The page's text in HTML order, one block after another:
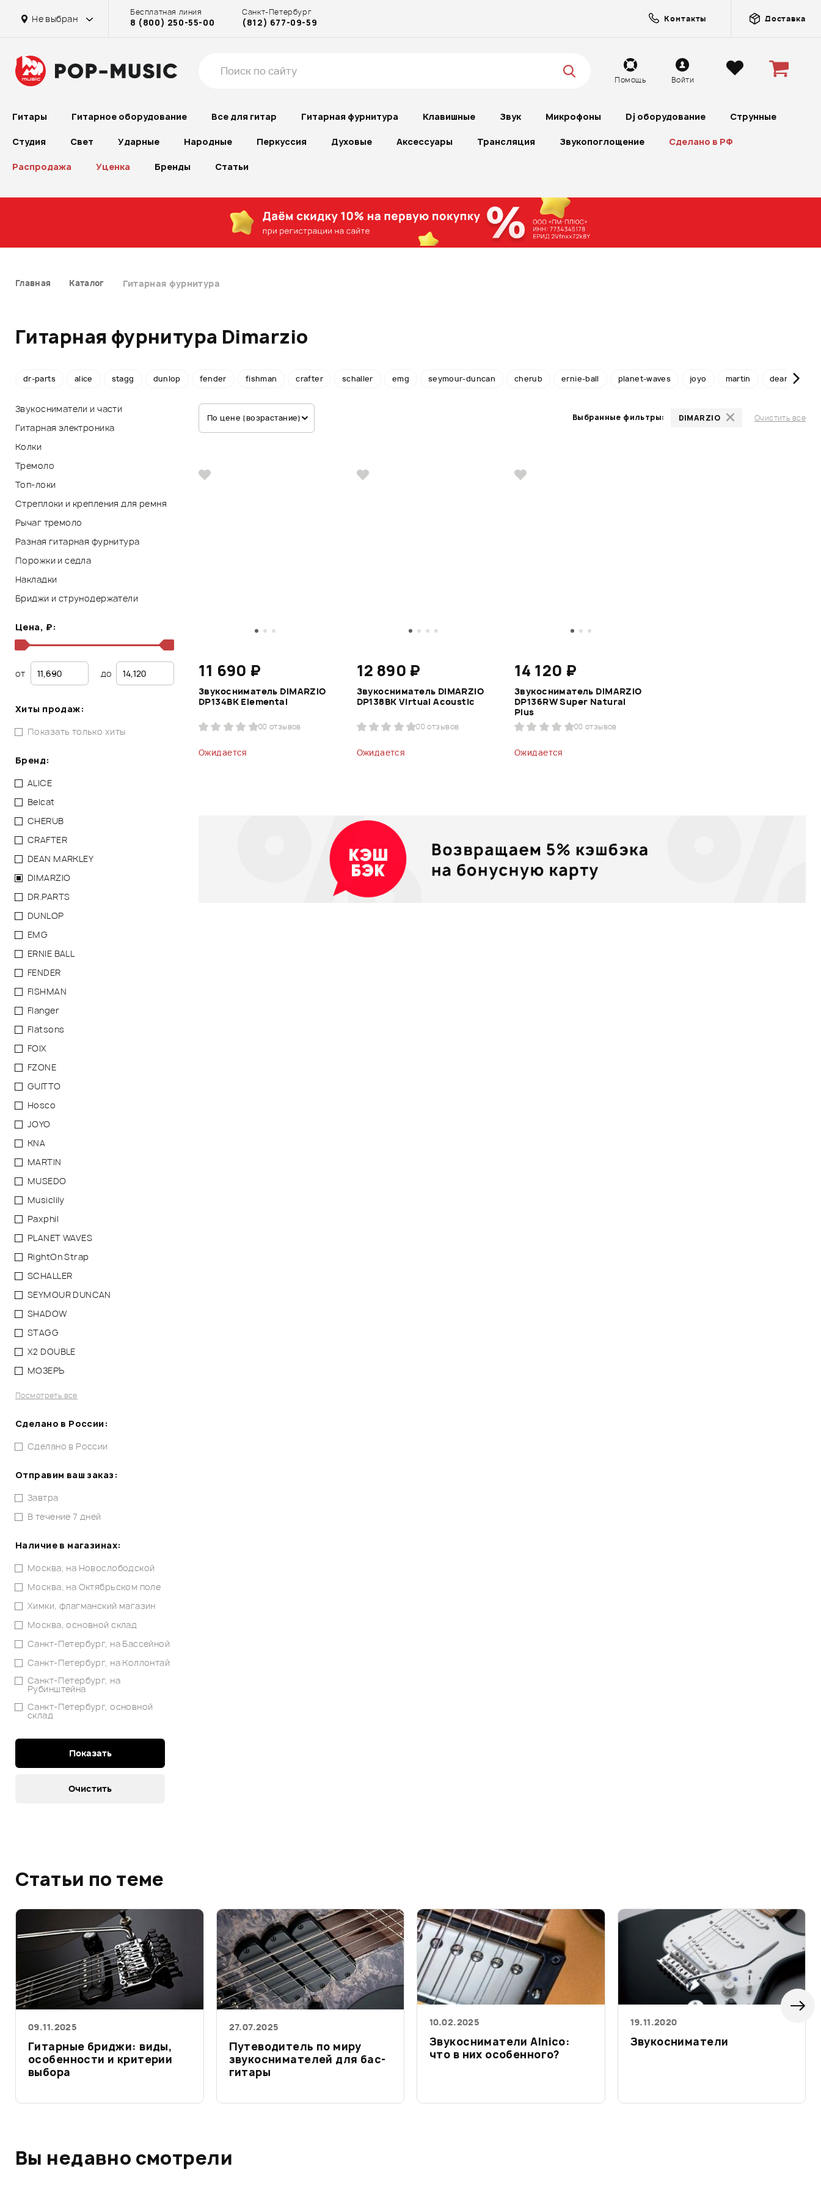
Не выбран
Бесплатная линия
8 (800) 250-55-00
Санкт-Петербург
(812) 677-09-59 Контакты Доставка
Помощь Войти
Гитары Гитарное оборудование Все для гитар Гитарная фурнитура Клавишные Звук Микрофоны Dj оборудование Струнные
Студия Свет Ударные Народные Перкуссия Духовые Аксессуары Трансляция Звукопоглощение Сделано в РФ
Распродажа Уценка Бренды Статьи
Главная Каталог Гитарная фурнитура
Гитарная фурнитура Dimarzio
dr-parts alice stagg dunlop fender fishman crafter schaller emg seymour-duncan cherub ernie-ball planet-waves joyo martin dean-
Звукосниматели и части
Гитарная электроника
Колки
Тремоло
Топ-локи
Стреплоки и крепления для ремня
Рычаг тремоло
Разная гитарная фурнитура
Порожки и седла
Накладки
Бриджи и струнодержатели
Цена, ₽:
от до
Хиты продаж:
Показать только хиты
Бренд:
ALICE
Belcat
CHERUB
CRAFTER
DEAN MARKLEY
DIMARZIO
DR.PARTS
DUNLOP
EMG
ERNIE BALL
FENDER
FISHMAN
Flanger
Flatsons
FOIX
FZONE
GUITTO
Hosco
JOYO
KNA
MARTIN
MUSEDO
Musiclily
Paxphil
PLANET WAVES
RightOn Strap
SCHALLER
SEYMOUR DUNCAN
SHADOW
STAGG
X2 DOUBLE
МОЗЕРЪ
Посмотреть все
Сделано в России:
Сделано в России
Отправим ваш заказ:
Завтра
В течение 7 дней
Наличие в магазинах:
Москва, на Новослободской
Москва, на Октябрьском поле
Химки, флагманский магазин
Москва, основной склад
Санкт-Петербург, на Бассейной
Санкт-Петербург, на Коллонтай
Санкт-Петербург, на
Рубинштейна
Санкт-Петербург, основной
склад
По цене (возрастание) Выбранные фильтры: DIMARZIO Очистить все
11 690 ₽
Звукосниматель DIMARZIO
DP134BK Elemental
00 отзывов
Ожидается
12 890 ₽
Звукосниматель DIMARZIO
DP138BK Virtual Acoustic
00 отзывов
Ожидается
14 120 ₽
Звукосниматель DIMARZIO
DP136RW Super Natural
Plus
00 отзывов
Ожидается
Статьи по теме
09.11.2025
Гитарные бриджи: виды,
особенности и критерии
выбора
27.07.2025
Путеводитель по миру
звукоснимателей для бас-
гитары
10.02.2025
Звукосниматели Alnico:
что в них особенного?
19.11.2020
Звукосниматели
Вы недавно смотрели